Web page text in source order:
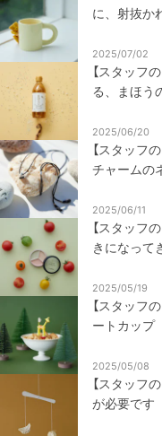
に、射抜か
2025/07/02
【スタッフ
る、まほう
2025/06/20
【スタッフ
チャームの
2025/06/11
【スタッフ
きになって
2025/05/19
【スタッフ
ートカップ
2025/05/08
【スタッフ
が必要です